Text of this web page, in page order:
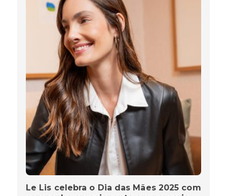
Le Lis celebra o Dia das Mães 2025 com